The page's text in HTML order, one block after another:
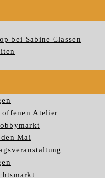
bei Sabine Classen
offenen Atelier
Mai